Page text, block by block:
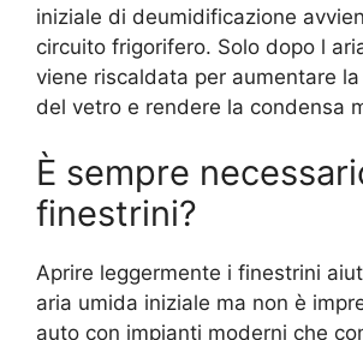
iniziale di deumidificazione
circuito frigorifero. Solo dopo l
viene riscaldata per aumentare
del vetro e rendere la condensa
È sempre
finestrini?
Aprire leggermente i finestrini
aria umida iniziale ma non è
auto con impianti moderni che